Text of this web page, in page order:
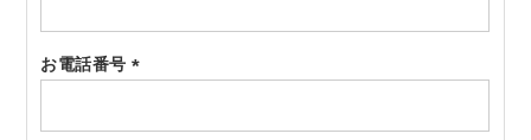
須)
お電話番号
須)